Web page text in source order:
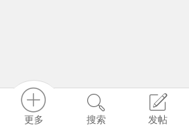
更多 搜索 发帖